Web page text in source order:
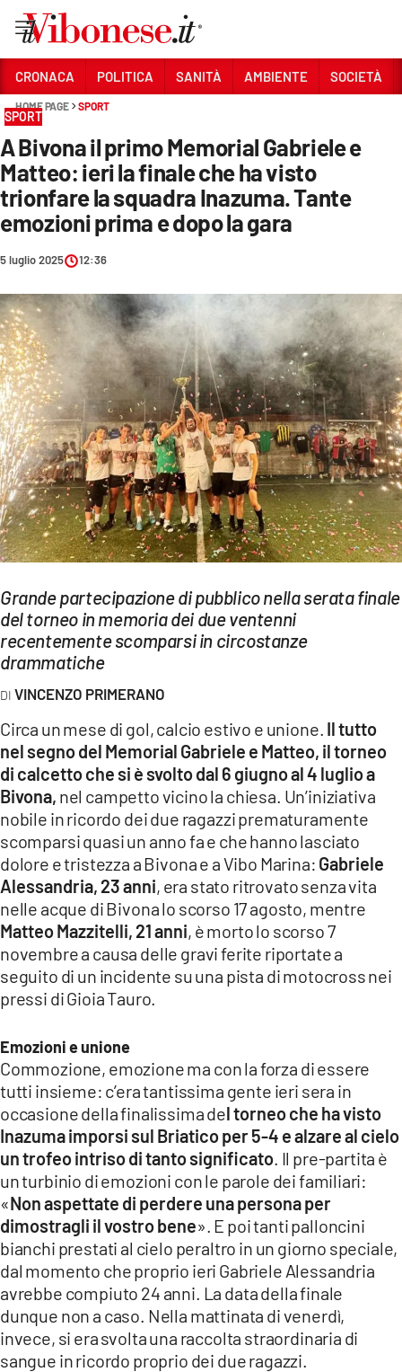
Sezioni
CRONACA
POLITICA
SANITÀ
AMBIENTE
SOCIETÀ
CULTURA
ECONOMIA E LAVORO
EVENTI
SPORT
Streaming
LAC TV
LAC ONAIR
LaC
LACTV.IT
LACONAIR.IT
LACITYMAG.IT
ILREGGINO.IT
COSENZACHANNEL.IT
ILVIBONESE.IT
CATANZAROCHANNEL.IT
App
ANDROID
APPLE
CRONACA POLITICA SANITÀ AMBIENTE SOCIETÀ
HOME PAGE SPORT
SPORT
A Bivona il primo Memorial Gabriele e
Matteo: ieri la finale che ha visto
trionfare la squadra Inazuma. Tante
emozioni prima e dopo la gara
5 luglio 2025 12:36
Grande partecipazione di pubblico nella serata finale
del torneo in memoria dei due ventenni
recentemente scomparsi in circostanze
drammatiche
VINCENZO PRIMERANO
Circa un mese di gol, calcio estivo e unione. Il tutto
nel segno del Memorial Gabriele e Matteo, il torneo
di calcetto che si è svolto dal 6 giugno al 4 luglio a
Bivona, nel campetto vicino la chiesa. Un’iniziativa
nobile in ricordo dei due ragazzi prematuramente
scomparsi quasi un anno fa e che hanno lasciato
dolore e tristezza a Bivona e a Vibo Marina: Gabriele
Alessandria, 23 anni, era stato ritrovato senza vita
nelle acque di Bivona lo scorso 17 agosto, mentre
Matteo Mazzitelli, 21 anni, è morto lo scorso 7
novembre a causa delle gravi ferite riportate a
seguito di un incidente su una pista di motocross nei
pressi di Gioia Tauro.
Emozioni e unione
Commozione, emozione ma con la forza di essere
tutti insieme: c’era tantissima gente ieri sera in
occasione della finalissima del torneo che ha visto
Inazuma imporsi sul Briatico per 5-4 e alzare al cielo
un trofeo intriso di tanto significato . Il pre-partita è
un turbinio di emozioni con le parole dei familiari:
«Non aspettate di perdere una persona per
dimostragli il vostro bene». E poi tanti palloncini
bianchi prestati al cielo peraltro in un giorno speciale,
dal momento che proprio ieri Gabriele Alessandria
avrebbe compiuto 24 anni. La data della finale
dunque non a caso. Nella mattinata di venerdì,
invece, si era svolta una raccolta straordinaria di
sangue in ricordo proprio dei due ragazzi.